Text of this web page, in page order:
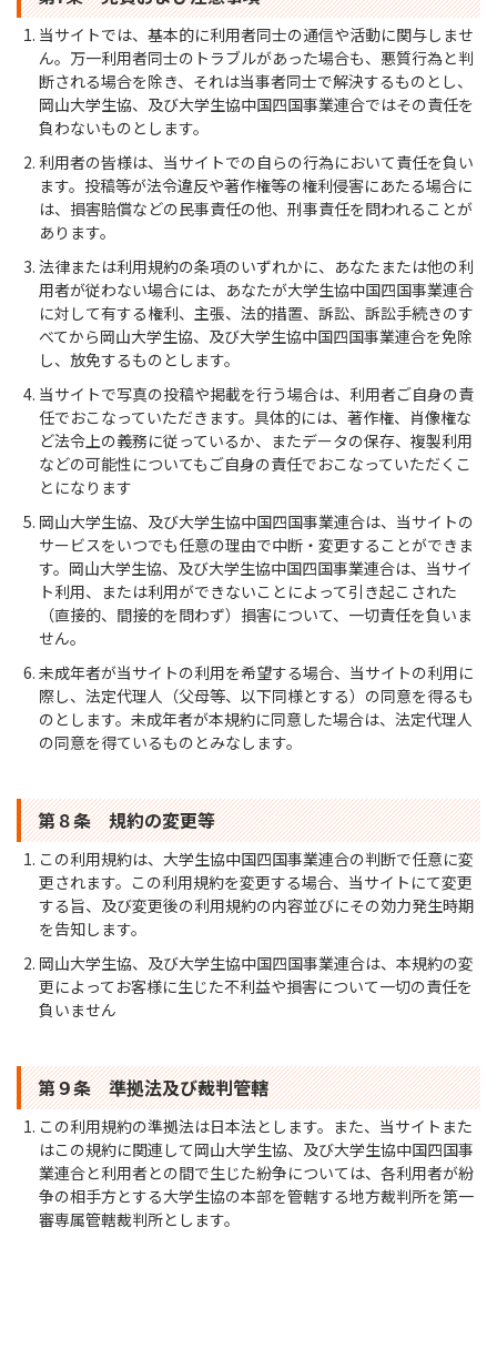
当サイトでは、基本的に利用者同士の通信や活動に関与しませ
ん。万一利用者同士のトラブルがあった場合も、悪質行為と判
断される場合を除き、それは当事者同士で解決するものとし、
岡山大学生協、及び大学生協中国四国事業連合ではその責任を
負わないものとします。
利用者の皆様は、当サイトでの自らの行為において責任を負い
ます。投稿等が法令違反や著作権等の権利侵害にあたる場合に
は、損害賠償などの民事責任の他、刑事責任を問われることが
あります。
法律または利用規約の条項のいずれかに、あなたまたは他の利
用者が従わない場合には、あなたが大学生協中国四国事業連合
に対して有する権利、主張、法的措置、訴訟、訴訟手続きのす
べてから岡山大学生協、及び大学生協中国四国事業連合を免除
し、放免するものとします。
当サイトで写真の投稿や掲載を行う場合は、利用者ご自身の責
任でおこなっていただきます。具体的には、著作権、肖像権な
ど法令上の義務に従っているか、またデータの保存、複製利用
などの可能性についてもご自身の責任でおこなっていただくこ
とになります
岡山大学生協、及び大学生協中国四国事業連合は、当サイトの
サービスをいつでも任意の理由で中断・変更することができま
す。岡山大学生協、及び大学生協中国四国事業連合は、当サイ
ト利用、または利用ができないことによって引き起こされた
（直接的、間接的を問わず）損害について、一切責任を負いま
せん。
未成年者が当サイトの利用を希望する場合、当サイトの利用に
際し、法定代理人（父母等、以下同様とする）の同意を得るも
のとします。未成年者が本規約に同意した場合は、法定代理人
の同意を得ているものとみなします。
第８条 規約の変更等
この利用規約は、大学生協中国四国事業連合の判断で任意に変
更されます。この利用規約を変更する場合、当サイトにて変更
する旨、及び変更後の利用規約の内容並びにその効力発生時期
を告知します。
岡山大学生協、及び大学生協中国四国事業連合は、本規約の変
更によってお客様に生じた不利益や損害について一切の責任を
負いません
第９条 準拠法及び裁判管轄
この利用規約の準拠法は日本法とします。また、当サイトまた
はこの規約に関連して岡山大学生協、及び大学生協中国四国事
業連合と利用者との間で生じた紛争については、各利用者が紛
争の相手方とする大学生協の本部を管轄する地方裁判所を第一
審専属管轄裁判所とします。